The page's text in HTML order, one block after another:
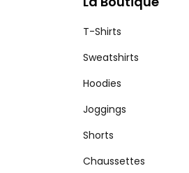
T-Shirts
Sweatshirts
Hoodies
Joggings
Shorts
Chaussettes